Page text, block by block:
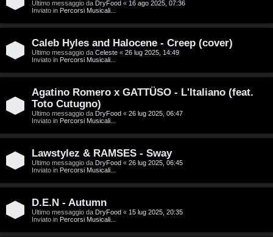
F
A
Q
Ultimo messaggio da DryFood « 16 ago 2025, 07:36
Inviato in Percorsi Musicali...
Caleb Hyles and Halocene - Creep (cover)
Ultimo messaggio da Celeste « 26 lug 2025, 14:49
Inviato in Percorsi Musicali...
Agatino Romero x GATTÜSO - L'Italiano (feat.
Toto Cutugno)
Ultimo messaggio da DryFood « 26 lug 2025, 06:47
Inviato in Percorsi Musicali...
Lawstylez & RAMSES - Sway
Ultimo messaggio da DryFood « 26 lug 2025, 06:45
Inviato in Percorsi Musicali...
D.E.N - Autumn
Ultimo messaggio da DryFood « 15 lug 2025, 20:35
Inviato in Percorsi Musicali...
l
i
/
D
g
i
t
a
S